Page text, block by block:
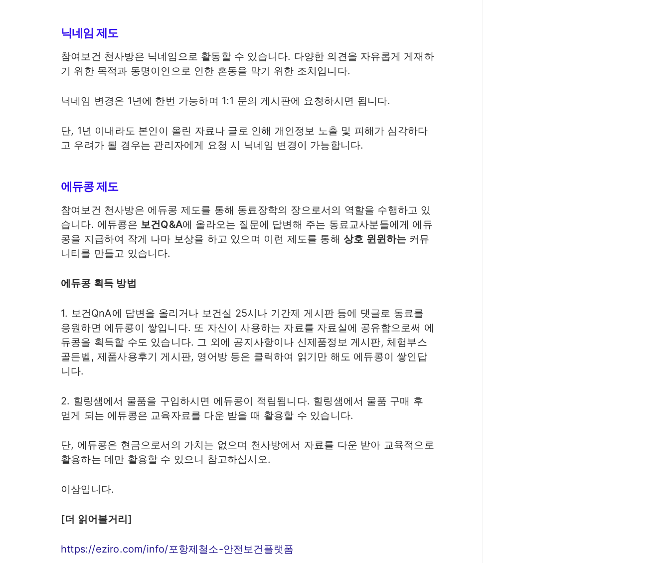
닉네임 제도
참여보건 천사방은 닉네임으로 활동할 수 있습니다. 다양한 의견을 자유롭게 게재하
기 위한 목적과 동명이인으로 인한 혼동을 막기 위한 조치입니다.
닉네임 변경은 1년에 한번 가능하며 1:1 문의 게시판에 요청하시면 됩니다.
단, 1년 이내라도 본인이 올린 자료나 글로 인해 개인정보 노출 및 피해가 심각하다
고 우려가 될 경우는 관리자에게 요청 시 닉네임 변경이 가능합니다.
에듀콩 제도
참여보건 천사방은 에듀콩 제도를 통해 동료장학의 장으로서의 역할을 수행하고 있
습니다. 에듀콩은 보건Q&A에 올라오는 질문에 답변해 주는 동료교사분들에게 에듀
콩을 지급하여 작게 나마 보상을 하고 있으며 이런 제도를 통해 상호 윈윈하는 커뮤
니티를 만들고 있습니다.
에듀콩 획득 방법
1. 보건QnA에 답변을 올리거나 보건실 25시나 기간제 게시판 등에 댓글로 동료를
응원하면 에듀콩이 쌓입니다. 또 자신이 사용하는 자료를 자료실에 공유함으로써 에
듀콩을 획득할 수도 있습니다. 그 외에 공지사항이나 신제품정보 게시판, 체험부스
골든벨, 제품사용후기 게시판, 영어방 등은 클릭하여 읽기만 해도 에듀콩이 쌓인답
니다.​
2. 힐링샘에서 물품을 구입하시면 에듀콩이 적립됩니다. 힐링샘에서 물품 구매 후
얻게 되는 에듀콩은 교육자료를 다운 받을 때 활용할 수 있습니다.
단, 에듀콩은 현금으로서의 가치는 없으며 천사방에서 자료를 다운 받아 교육적으로
활용하는 데만 활용할 수 있으니 참고하십시오.
이상입니다.
[더 읽어볼거리]
https://eziro.com/info/포항제철소-안전보건플랫폼